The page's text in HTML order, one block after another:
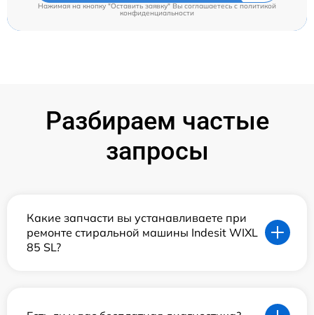
Нажимая на кнопку "Оставить заявку" Вы соглашаетесь cполитикой
конфиденциальности
Разбираем частые
запросы
Какие запчасти вы устанавливаете при
ремонте стиральной машины Indesit WIXL
85 SL?